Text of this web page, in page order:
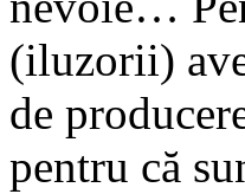
(iluzorii)
de
pentru că